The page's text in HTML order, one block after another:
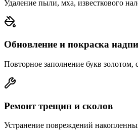
Удаление пыли, мха, известкового
Обновление и покраска
Повторное заполнение букв
Ремонт трещин и сколов
Устранение повреждений